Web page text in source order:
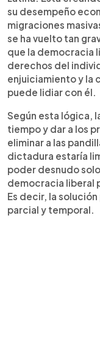
su desempeño
migraciones
se ha vuelto tan
que la democracia
derechos del
enjuiciamiento y la
puede lidiar con él.
Según esta lógica,
tiempo y dar a los
eliminar a las
dictadura estaría
poder desnudo
democracia liberal
Es decir, la
parcial y temporal.